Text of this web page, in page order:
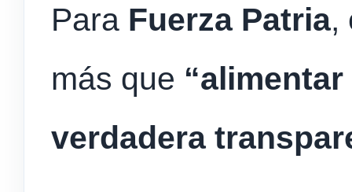
Para Fuerza Patria,
más que
verdadera